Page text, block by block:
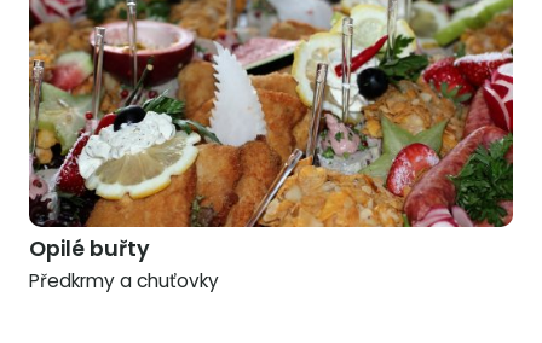
Opilé buřty
Předkrmy a chuťovky